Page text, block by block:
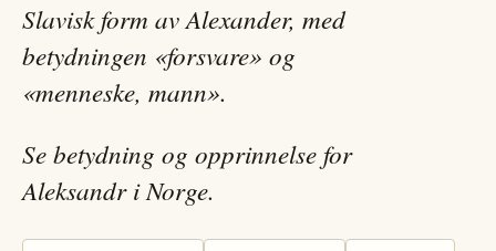
Slavisk form av Alexander, med
betydningen «forsvare» og
«menneske, mann».
Se betydning og opprinnelse for
Aleksandr i Norge.